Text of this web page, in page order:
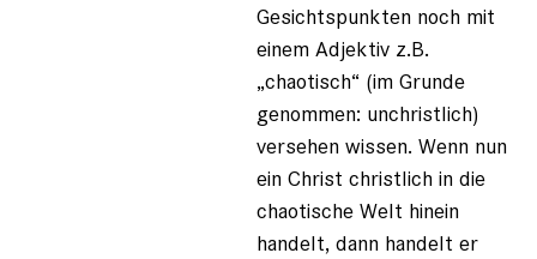
Gesichtspunkten noch mit
einem Adjektiv z.B.
„chaotisch“ (im Grunde
genommen: unchristlich)
versehen wissen. Wenn nun
ein Christ christlich in die
chaotische Welt hinein
handelt, dann handelt er